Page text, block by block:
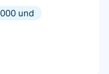
und